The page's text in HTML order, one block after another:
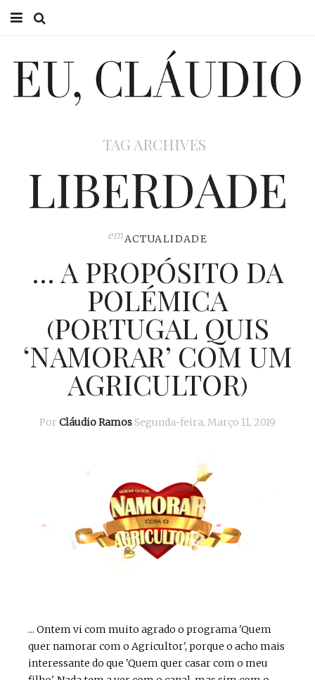
EU CLÁUDIO
TAG ARCHIVES
LIBERDADE
emACTUALIDADE
… A PROPÓSITO DA
POLÉMICA
(PORTUGAL QUIS
‘NAMORAR’ COM UM
AGRICULTOR)
Por Cláudio Ramos Segunda-feira, Março 11, 2019
... Ontem vi com muito agrado o programa 'Quem
quer namorar com o Agricultor', porque o acho mais
interessante do que 'Quem quer casar com o meu